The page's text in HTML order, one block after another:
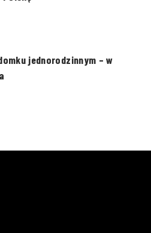
jednorodzinnym – w